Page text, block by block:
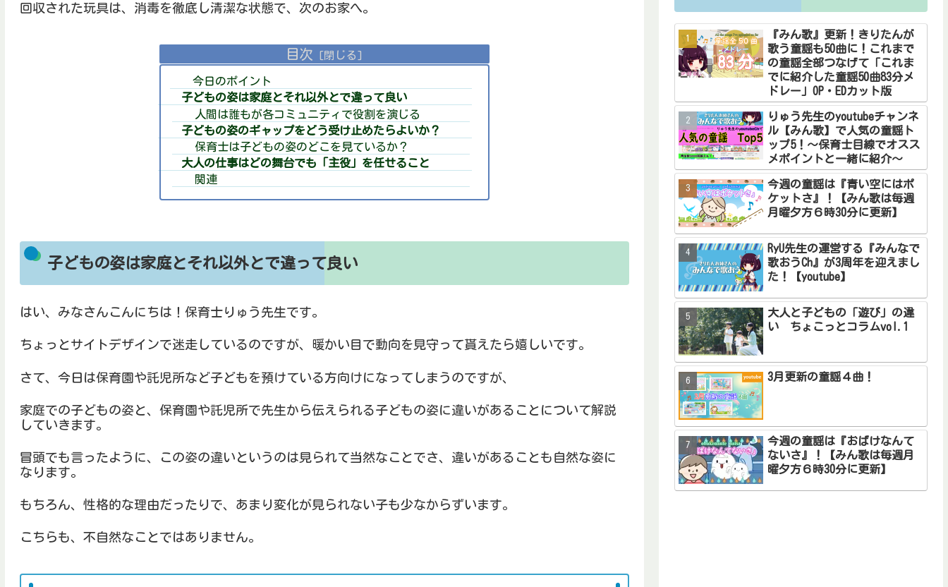
回収された玩具は、消毒を徹底し清潔な状態で、次のお家へ。
目次
今日のポイント
子どもの姿は家庭とそれ以外とで違って良い
人間は誰もが各コミュニティで役割を演じる
子どもの姿のギャップをどう受け止めたらよいか？
保育士は子どもの姿のどこを見ているか？
大人の仕事はどの舞台でも「主役」を任せること
関連
子どもの姿は家庭とそれ以外とで違って良い
はい、みなさんこんにちは！保育士りゅう先生です。
ちょっとサイトデザインで迷走しているのですが、暖かい目で動向を見守って貰えたら嬉しいです。
さて、今日は保育園や託児所など子どもを預けている方向けになってしまうのですが、
家庭での子どもの姿と、保育園や託児所で先生から伝えられる子どもの姿に違いがあることについて解説
していきます。
冒頭でも言ったように、この姿の違いというのは見られて当然なことでさ、違いがあることも自然な姿に
なります。
もちろん、性格的な理由だったりで、あまり変化が見られない子も少なからずいます。
こちらも、不自然なことではありません。
『みん歌』更新！きりたんが
歌う童謡も50曲に！これまで
の童謡全部つなげて「これま
でに紹介した童謡50曲83分メ
ドレー」OP・EDカット版
りゅう先生のyoutubeチャンネ
ル【みん歌】で人気の童謡ト
ップ5！～保育士目線でオスス
メポイントと一緒に紹介～
今週の童謡は『青い空にはポ
ケットさ』！【みん歌は毎週
月曜夕方６時30分に更新】
RyU先生の運営する『みんなで
歌おうCh』が3周年を迎えまし
た！【youtube】
大人と子どもの「遊び」の違
い ちょこっとコラムvol.1
3月更新の童謡４曲！
今週の童謡は『おばけなんて
ないさ』！【みん歌は毎週月
曜夕方６時30分に更新】